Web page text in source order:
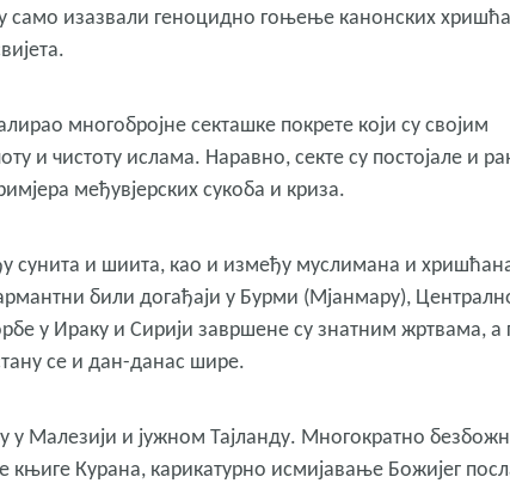
само изазвали геноцидно гоњење канонских
многобројне секташке покрете који су својим
и чистоту ислама. Наравно, секте су постојале и
међувјерских сукоба и криза.
сунита и шиита, као и између муслимана и
били догађаји у Бурми (Мјанмару),
у Ираку и Сирији завршене су знатним жртвама, а
се и дан-данас шире.
Малезији и јужном Тајланду. Многократно
Курана, карикатурно исмијавање Божијег